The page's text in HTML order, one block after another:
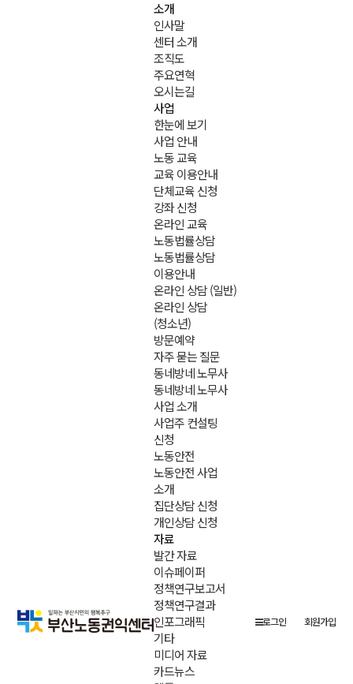
소개
인사말
센터 소개
조직도
주요연혁
오시는길
사업
한눈에 보기
사업 안내
노동 교육
교육 이용안내
단체교육 신청
강좌 신청
온라인 교육
노동법률상담
노동법률상담
이용안내
온라인 상담 (일반)
온라인 상담
(청소년)
방문예약
자주 묻는 질문
동네방네 노무사
동네방네 노무사
사업 소개
사업주 컨설팅
신청
노동안전
노동안전 사업
소개
집단상담 신청
개인상담 신청
자료
발간 자료
이슈페이퍼
정책연구보고서
정책연구결과
인포그래픽
기타
미디어 자료
카드뉴스
로그인 회원가입